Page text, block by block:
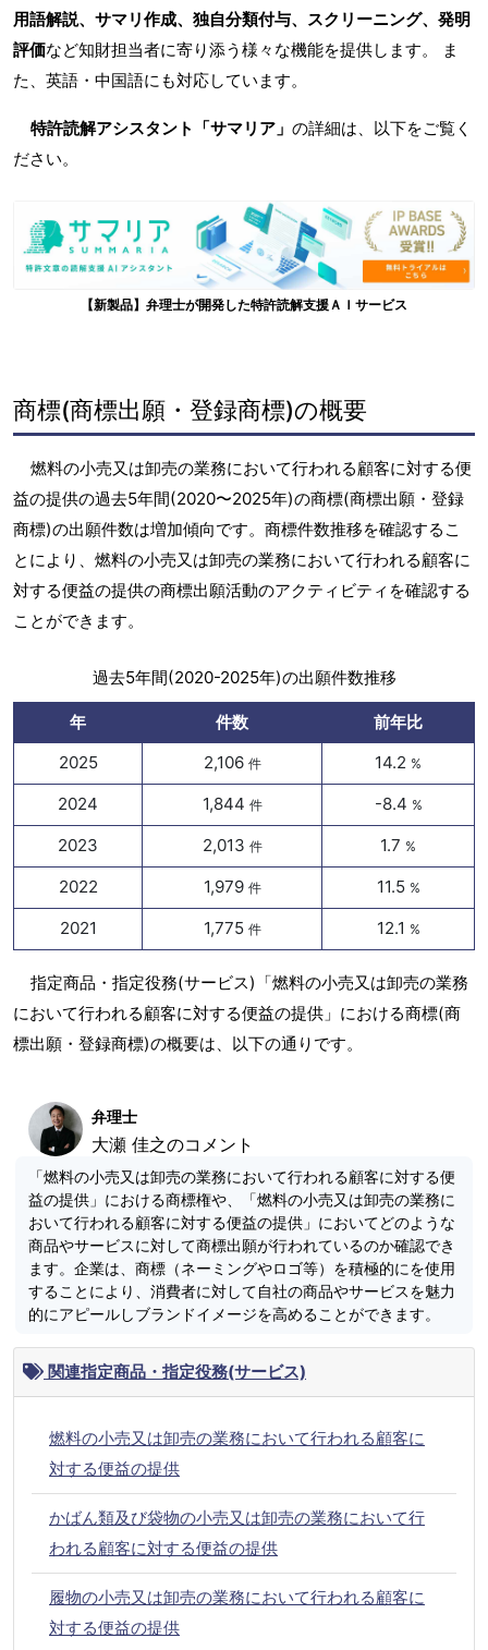
用語解説、サマリ作成、独自分類付与、スクリーニング、発明
評価など知財担当者に寄り添う様々な機能を提供します。 ま
た、英語・中国語にも対応しています。
特許読解アシスタント「サマリア」 の詳細は、以下をご覧く
ださい。
【新製品】弁理士が開発した特許読解支援ＡＩサービス
商標(商標出願・登録商標)の概要
燃料の小売又は卸売の業務において行われる顧客に対する便
益の提供の過去5年間(2020〜2025年)の商標(商標出願・登録
商標)の出願件数は増加傾向です。商標件数推移を確認するこ
とにより、燃料の小売又は卸売の業務において行われる顧客に
対する便益の提供の商標出願活動のアクティビティを確認する
ことができます。
過去5年間(2020-2025年)の出願件数推移
年 件数
前年比
2025
2,106 件 14.2 %
2024 1,844 件 -8.4 %
2023 2,013 件 1.7 %
2022 1,979 件 11.5 %
2021 1,775 件 12.1 %
指定商品・指定役務(サービス)「燃料の小売又は卸売の業務
において行われる顧客に対する便益の提供」における商標(商
標出願・登録商標)の概要は、以下の通りです。
弁理士
大瀬 佳之のコメント
「燃料の小売又は卸売の業務において行われる顧客に対する便
益の提供」における商標権や、「燃料の小売又は卸売の業務に
おいて行われる顧客に対する便益の提供」においてどのような
商品やサービスに対して商標出願が行われているのか確認でき
ます。企業は、商標（ネーミングやロゴ等）を積極的にを使用
することにより、消費者に対して自社の商品やサービスを魅力
的にアピールしブランドイメージを高めることができます。
関連指定商品・指定役務(サービス)
燃料の小売又は卸売の業務において行われる顧客に
対する便益の提供
かばん類及び袋物の小売又は卸売の業務において行
われる顧客に対する便益の提供
履物の小売又は卸売の業務において行われる顧客に
対する便益の提供